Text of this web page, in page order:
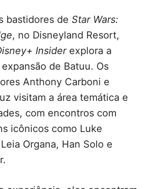
bastidores de Star Wars:
, no Disneyland Resort,
Insiderexplora a
de Batuu. Os
Anthony Carboni e
visitam a área temática e
com encontros com
icônicos como Luke
Organa, Han Solo e